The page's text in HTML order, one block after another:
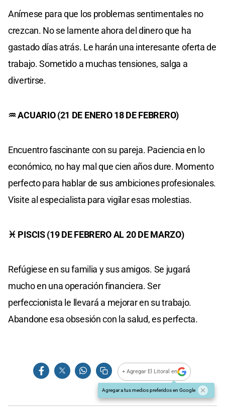
Anímese para que los problemas sentimentales no
crezcan. No se lamente ahora del dinero que ha
gastado días atrás. Le harán una interesante oferta de
trabajo. Sometido a muchas tensiones, salga a
divertirse.
♒ ACUARIO (21 DE ENERO 18 DE FEBRERO)
Encuentro fascinante con su pareja. Paciencia en lo
económico, no hay mal que cien años dure. Momento
perfecto para hablar de sus ambiciones profesionales.
Visite al especialista para vigilar esas molestias.
♓ PISCIS (19 DE FEBRERO AL 20 DE MARZO)
Refúgiese en su familia y sus amigos. Se jugará
mucho en una operación financiera. Ser
perfeccionista le llevará a mejorar en su trabajo.
Abandone esa obsesión con la salud, es perfecta.
+ Agregar El Litoral en
Agregar a tus medios preferidos en Google